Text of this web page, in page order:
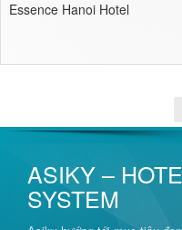
Essence Hanoi Hotel
ASIKY –
SYSTEM